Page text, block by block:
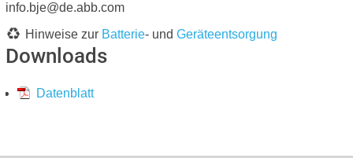
info.bje@de.abb.com
Hinweise zur Batterie- und Geräteentsorgung
Downloads
Datenblatt